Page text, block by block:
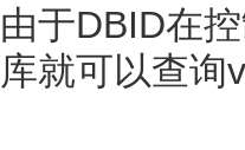
由于DBID在
库就可以查询